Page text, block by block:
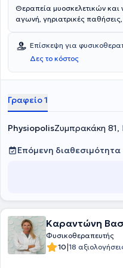
Θεραπεία μυοσκελετικών και
αγωνή, γηριατρικές
Επίσκεψη για
Δες το κόστος
Γραφείο 1
PhysiopolisΖυμπρακάκη
Επόμενη διαθεσιμότητα
Καραντώνη
Φυσικοθεραπευτής
10|18